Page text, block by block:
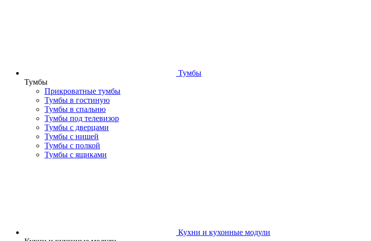
Тумбы
Тумбы
Прикроватные тумбы
Тумбы в гостиную
Тумбы в спальню
Тумбы под телевизор
Тумбы с дверцами
Тумбы с нишей
Тумбы с полкой
Тумбы с ящиками
Кухни и кухонные модули